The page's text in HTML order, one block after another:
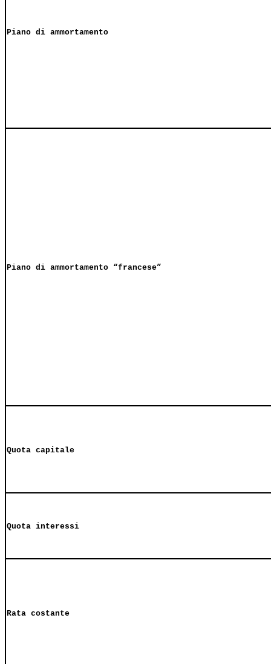
Piano di ammortamento
Piano di ammortamento “francese”
Quota capitale
Quota interessi
Rata costante